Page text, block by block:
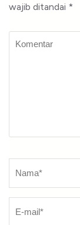
wajib ditandai *
Komentar
Nama